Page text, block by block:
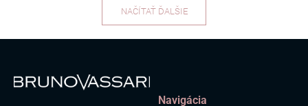
NAČÍTAŤ ĎALŠIE
Navigácia